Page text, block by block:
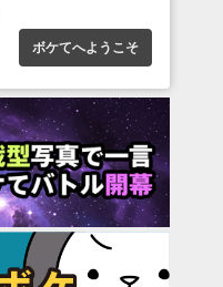
ボケてへようこそ